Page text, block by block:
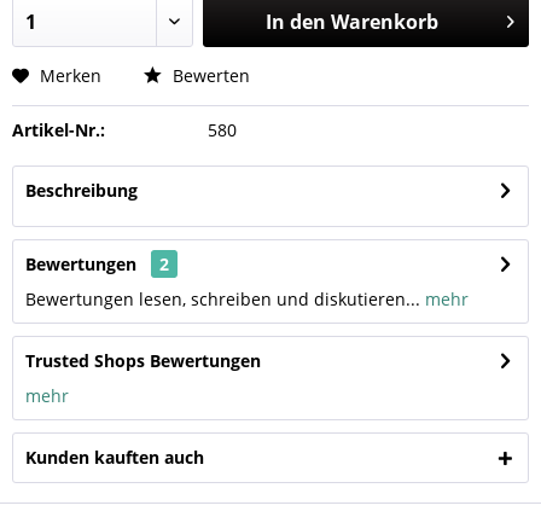
In den Warenkorb
Merken Bewerten
Artikel-Nr.: 580
Beschreibung
Bewertungen
2
Bewertungen lesen, schreiben und diskutieren... mehr
Trusted Shops Bewertungen
mehr
Kunden kauften auch